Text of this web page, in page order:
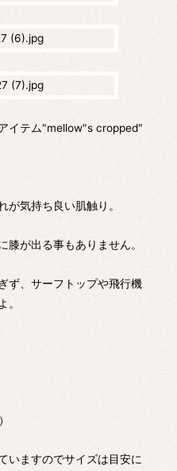
イテム"mellow"s cropped"
が気持ち良い肌触り。
膝が出る事もありません。
ず、サーフトップや飛行機
。
いますのでサイズは目安に